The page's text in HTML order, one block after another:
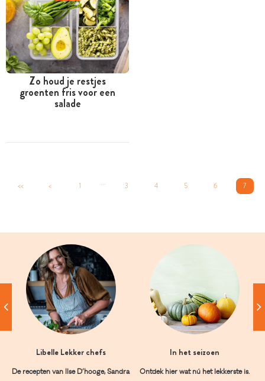
Zo houd je restjes
groenten fris voor een
salade
<< < 1 ... 3 4 5 6 7
Libelle Lekker chefs
De recepten van Ilse D’hooge, Sandra
In het seizoen
Ontdek hier wat nú het lekkerste is.